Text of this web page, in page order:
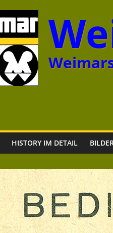
HISTORY IM DETAIL